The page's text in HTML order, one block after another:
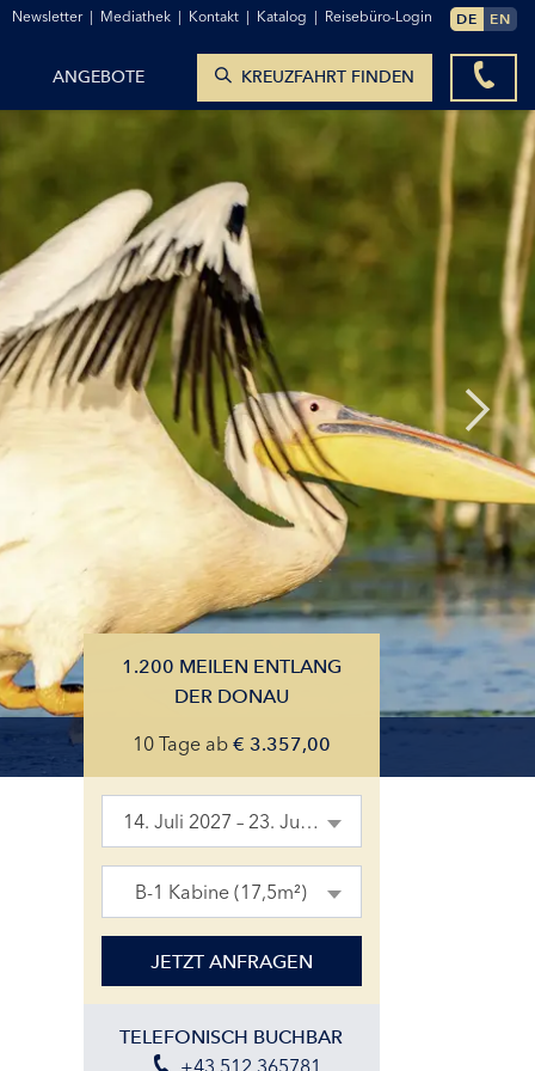
1.200 MEILEN ENTLANG
DER DONAU
10 Tage ab € 3.357,00
14. Juli 2027 – 23. Juli 2027
B-1 Kabine (17,5m²)
JETZT ANFRAGEN
TELEFONISCH BUCHBAR
+43 512 365781
Newsletter | Mediathek | Kontakt | Katalog | Reisebüro-Login DE EN
ANGEBOTE KREUZFAHRT FINDEN
ZUM KONTAKTFORMULAR